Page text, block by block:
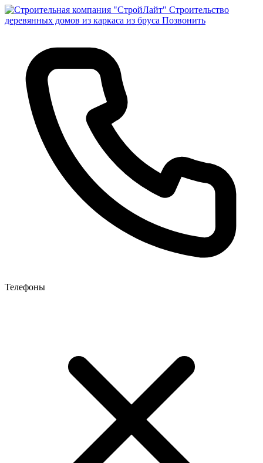
Строительство
деревянных домов из каркаса из бруса Позвонить
Телефоны